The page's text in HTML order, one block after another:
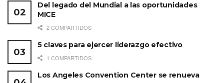
Del legado del Mundial a las oportunidades
MICE
2 COMPARTIDOS
5 claves para ejercer liderazgo efectivo
1 COMPARTIDOS
Los Angeles Convention Center se renueva